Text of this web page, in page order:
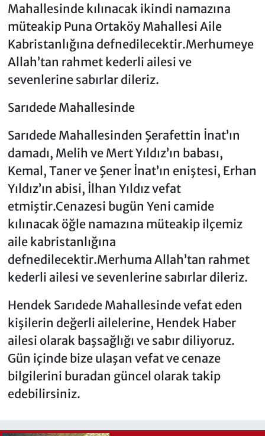
Mahallesinde kılınacak ikindi namazına
müteakip Puna Ortaköy Mahallesi Aile
Kabristanlığına defnedilecektir.Merhumeye
Allah’tan rahmet kederli ailesi ve
sevenlerine sabırlar dileriz.
Sarıdede Mahallesinde
Sarıdede Mahallesinden Şerafettin İnat’ın
damadı, Melih ve Mert Yıldız’ın babası,
Kemal, Taner ve Şener İnat’ın eniştesi, Erhan
Yıldız’ın abisi, İlhan Yıldız vefat
etmiştir.Cenazesi bugün Yeni camide
kılınacak öğle namazına müteakip ilçemiz
aile kabristanlığına
defnedilecektir.Merhuma Allah’tan rahmet
kederli ailesi ve sevenlerine sabırlar dileriz.
Hendek Sarıdede Mahallesinde vefat eden
kişilerin değerli ailelerine, Hendek Haber
ailesi olarak başsağlığı ve sabır diliyoruz.
Gün içinde bize ulaşan vefat ve cenaze
bilgilerini buradan güncel olarak takip
edebilirsiniz.